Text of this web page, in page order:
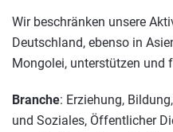
Wir beschränken unsere
Deutschland, ebenso in
Mongolei, unterstützen und
Branche: Erziehung,
und Soziales, Öffentlicher